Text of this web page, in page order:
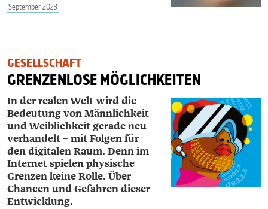
September 2023
GESELLSCHAFT
GRENZENLOSE MÖGLICHKEITEN
In der realen Welt wird die
Bedeutung von Männlichkeit
und Weiblichkeit gerade neu
verhandelt – mit Folgen für
den digitalen Raum. Denn im
Internet spielen physische
Grenzen keine Rolle. Über
Chancen und Gefahren dieser
Entwicklung.